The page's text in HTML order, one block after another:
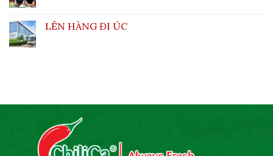
LÊN HÀNG ĐI ÚC